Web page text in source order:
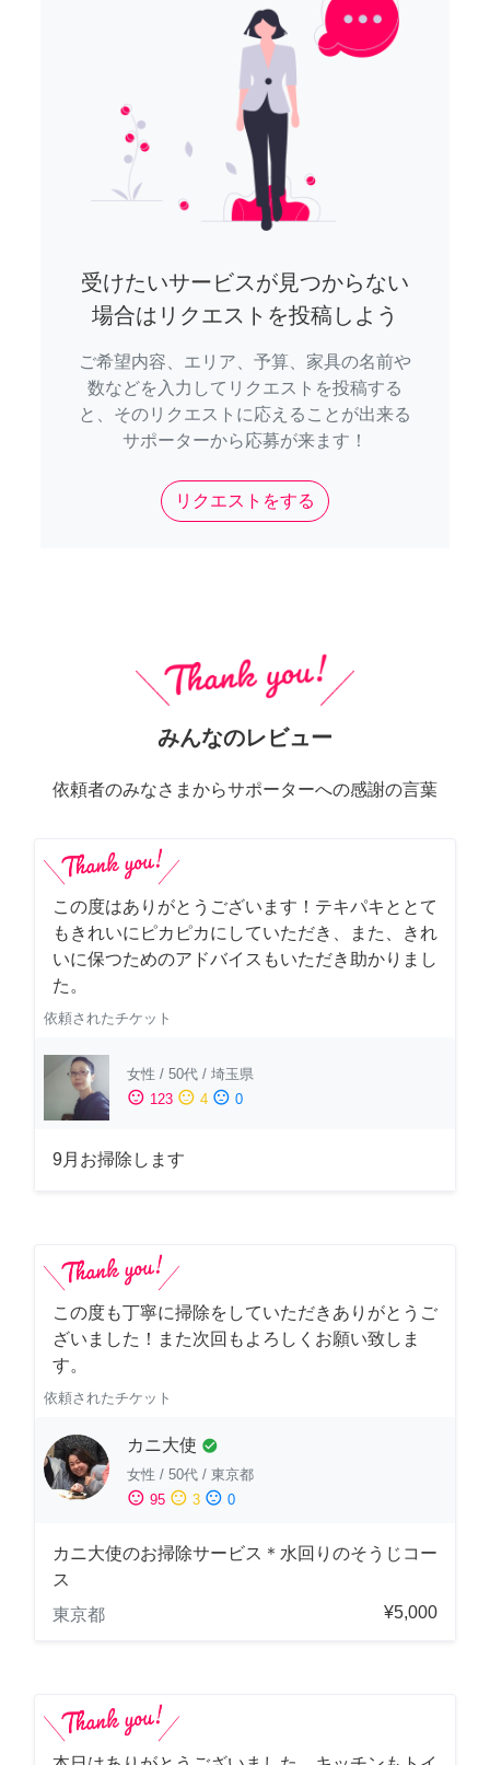
受けたいサービスが見つからない
場合はリクエストを投稿しよう
ご希望内容、エリア、予算、家具の名前や
数などを入力してリクエストを投稿する
と、そのリクエストに応えることが出来る
サポーターから応募が来ます！
リクエストをする
みんなのレビュー
依頼者のみなさまからサポーターへの感謝の言葉
この度はありがとうございます！テキパキととて
もきれいにピカピカにしていただき、また、きれ
いに保つためのアドバイスもいただき助かりまし
た。
依頼されたチケット
女性 / 50代 / 埼玉県
sentiment_satisfied 123 sentiment_neutral 4 sentiment_dissatisfied 0
9月お掃除します
この度も丁寧に掃除をしていただきありがとうご
ざいました！また次回もよろしくお願い致しま
す。
依頼されたチケット
カニ大使 check_circle
女性 / 50代 / 東京都
sentiment_satisfied 95 sentiment_neutral 3 sentiment_dissatisfied 0
カニ大使のお掃除サービス＊水回りのそうじコー
ス
東京都
¥5,000